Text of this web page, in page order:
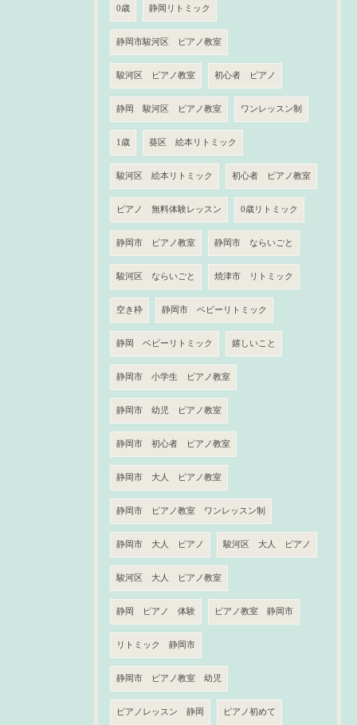
0歳 静岡リトミック
静岡市駿河区 ピアノ教室
駿河区 ピアノ教室 初心者 ピアノ
静岡 駿河区 ピアノ教室 ワンレッスン制
1歳 葵区 絵本リトミック
駿河区 絵本リトミック 初心者 ピアノ教室
ピアノ 無料体験レッスン 0歳リトミック
静岡市 ピアノ教室 静岡市 ならいごと
駿河区 ならいごと 焼津市 リトミック
空き枠 静岡市 ベビーリトミック
静岡 ベビーリトミック 嬉しいこと
静岡市 小学生 ピアノ教室
静岡市 幼児 ピアノ教室
静岡市 初心者 ピアノ教室
静岡市 大人 ピアノ教室
静岡市 ピアノ教室 ワンレッスン制
静岡市 大人 ピアノ 駿河区 大人 ピアノ
駿河区 大人 ピアノ教室
静岡 ピアノ 体験 ピアノ教室 静岡市
リトミック 静岡市
静岡市 ピアノ教室 幼児
ピアノレッスン 静岡 ピアノ初めて